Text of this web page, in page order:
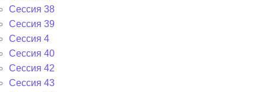
Сессия 38
Сессия 39
Сессия 4
Сессия 40
Сессия 42
Сессия 43